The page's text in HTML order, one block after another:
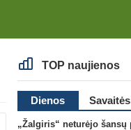
TOP naujienos
Dienos Savaitės